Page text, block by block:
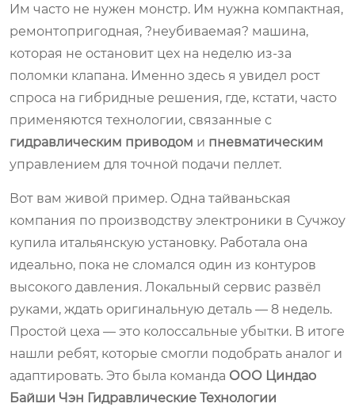
Им часто не нужен монстр. Им нужна компактная,
ремонтопригодная, ?неубиваемая? машина,
которая не остановит цех на неделю из-за
поломки клапана. Именно здесь я увидел рост
спроса на гибридные решения, где, кстати, часто
применяются технологии, связанные с
гидравлическим приводом и пневматическим
управлением для точной подачи пеллет.
Вот вам живой пример. Одна тайваньская
компания по производству электроники в Сучжоу
купила итальянскую установку. Работала она
идеально, пока не сломался один из контуров
высокого давления. Локальный сервис развёл
руками, ждать оригинальную деталь — 8 недель.
Простой цеха — это колоссальные убытки. В итоге
нашли ребят, которые смогли подобрать аналог и
адаптировать. Это была команда ООО Циндао
Байши Чэн Гидравлические Технологии